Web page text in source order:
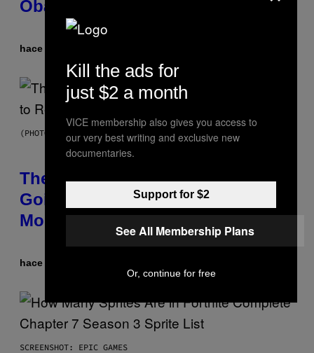
Obama?
hace 10 horas
(PHOTO BY PEDRO BECERRA/GETTY IMAGES FOR LIVE NATION)
The Weeknd Says He’s No Longer
Going To Retire His Iconic
Moniker
hace 11 horas
SCREENSHOT: EPIC GAMES
Kill the ads for
just $2 a month
VICE membership also gives you access to
our very best writing and exclusive new
documentaries.
Support for $2
See All Membership Plans
Or, continue for free